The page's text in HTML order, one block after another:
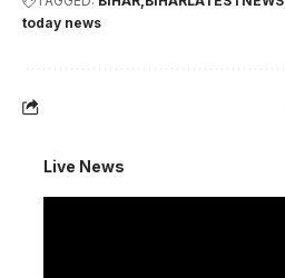
today news
Live News